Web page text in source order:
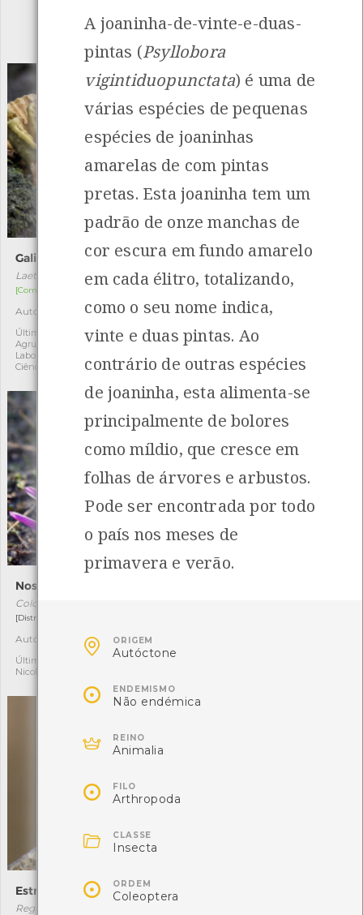
Galinha-do-bosque
Laetiporus sulphureus
[Comum]
Autóctone
Última observação por:
Agrupamento Arga e Lima -
Laboratório da memória e
Ciência Viva
3
Cimbalária
Cymbalaria muralis
[Comum]
Exótica
Última observação por:
Fatima Camilo
Noselha
Colchicum montanum
[Distribuição residual]
Autóctone
Última observação por:
Nicole Viana
Estrelinha-real
Regulus ignicapilla
A joaninha-de-vinte-e-duas-
pintas (Psyllobora
vigintiduopunctata) é uma de
várias espécies de pequenas
espécies de joaninhas
amarelas de com pintas
pretas. Esta joaninha tem um
padrão de onze manchas de
cor escura em fundo amarelo
em cada élitro, totalizando,
como o seu nome indica,
vinte e duas pintas. Ao
contrário de outras espécies
de joaninha, esta alimenta-se
principalmente de bolores
como míldio, que cresce em
folhas de árvores e arbustos.
Pode ser encontrada por todo
o país nos meses de
primavera e verão.
 ORIGEM
Autóctone
 ENDEMISMO
Não endémica
 REINO
Animalia
 FILO
Arthropoda
 CLASSE
Insecta
 ORDEM
Coleoptera